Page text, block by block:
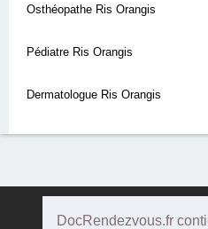
DocRendezvous.fr
Osthéopathe Ris Orangis
Pédiatre Ris Orangis
Dermatologue Ris Orangis